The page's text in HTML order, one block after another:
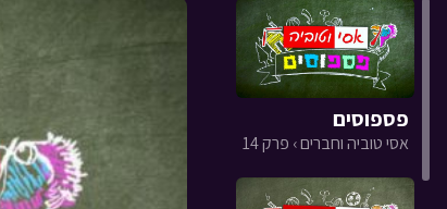
פספוסים
אסי טוביה וחברים › פרק 14